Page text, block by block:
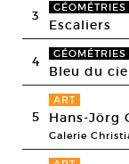
3
Escaliers
4
Bleu du
5
ART
Hans-Jörg
Galerie